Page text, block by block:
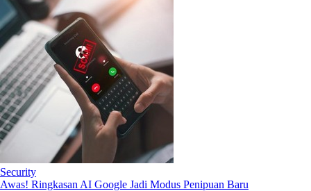
Security
Awas! Ringkasan AI Google Jadi Modus Penipuan Baru